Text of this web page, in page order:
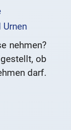
nehmen?
ob
darf.